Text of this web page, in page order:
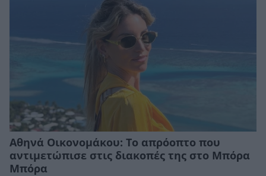
Αθηνά Οικονομάκου: Το απρόοπτο που
αντιμετώπισε στις διακοπές της στο Μπόρα
Μπόρα